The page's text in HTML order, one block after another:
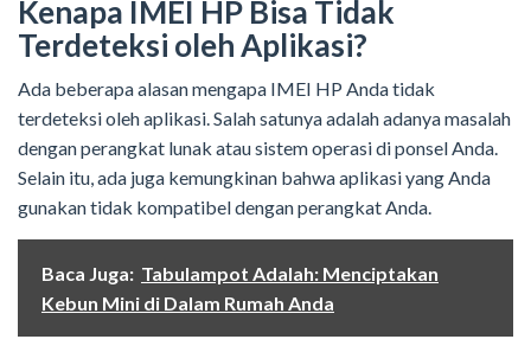
Kenapa IMEI HP Bisa Tidak
Terdeteksi oleh Aplikasi?
Ada beberapa alasan mengapa IMEI HP Anda tidak
terdeteksi oleh aplikasi. Salah satunya adalah adanya masalah
dengan perangkat lunak atau sistem operasi di ponsel Anda.
Selain itu, ada juga kemungkinan bahwa aplikasi yang Anda
gunakan tidak kompatibel dengan perangkat Anda.
Baca Juga: Tabulampot Adalah: Menciptakan
Kebun Mini di Dalam Rumah Anda